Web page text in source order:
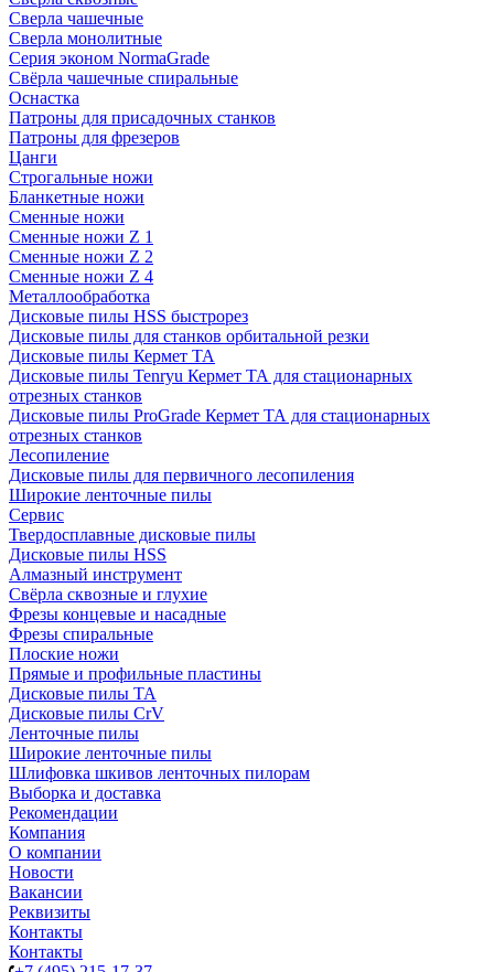
Сверла чашечные
Сверла монолитные
Серия эконом NormaGrade
Свёрла чашечные спиральные
Оснастка
Патроны для присадочных станков
Патроны для фрезеров
Цанги
Строгальные ножи
Бланкетные ножи
Сменные ножи
Сменные ножи Z 1
Сменные ножи Z 2
Сменные ножи Z 4
Металлообработка
Дисковые пилы HSS быстрорез
Дисковые пилы для станков орбитальной резки
Дисковые пилы Кермет ТА
Дисковые пилы Tenryu Кермет ТА для стационарных
отрезных станков
Дисковые пилы ProGrade Кермет ТА для стационарных
отрезных станков
Лесопиление
Дисковые пилы для первичного лесопиления
Широкие ленточные пилы
Сервис
Твердосплавные дисковые пилы
Дисковые пилы HSS
Алмазный инструмент
Свёрла сквозные и глухие
Фрезы концевые и насадные
Фрезы спиральные
Плоские ножи
Прямые и профильные пластины
Дисковые пилы TA
Дисковые пилы CrV
Ленточные пилы
Широкие ленточные пилы
Шлифовка шкивов ленточных пилорам
Выборка и доставка
Рекомендации
Компания
О компании
Новости
Вакансии
Реквизиты
Контакты
Контакты